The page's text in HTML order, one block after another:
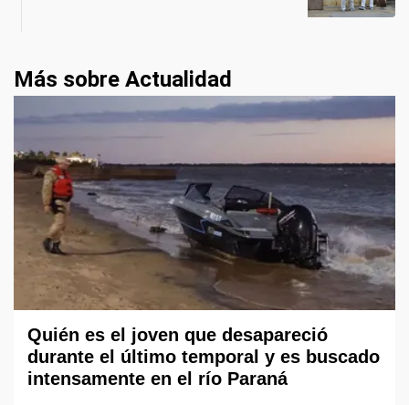
Más sobre Actualidad
Quién es el joven que desapareció
durante el último temporal y es buscado
intensamente en el río Paraná